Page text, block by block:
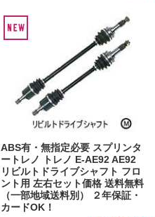
ABS有・無指定必要 スプリンタ
ートレノ トレノ E-AE92 AE92
リビルトドライブシャフト フロ
ント用 左右セット価格 送料無料
（一部地域送料別） ２年保証・
カードOK！